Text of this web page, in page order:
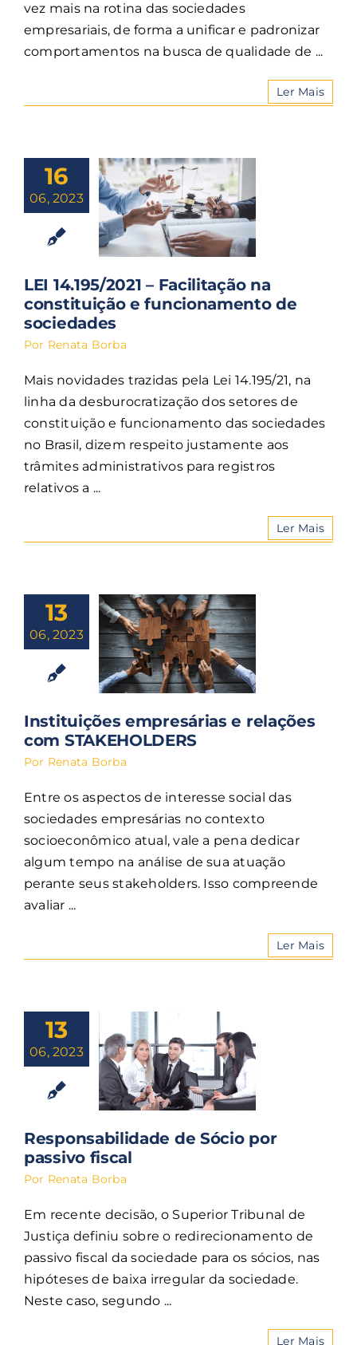
vez mais na rotina das sociedades
empresariais, de forma a unificar e padronizar
comportamentos na busca de qualidade de ...
Ler Mais
16
06, 2023
LEI 14.195/2021 – Facilitação na
constituição e funcionamento de
sociedades
Por Renata Borba
Mais novidades trazidas pela Lei 14.195/21, na
linha da desburocratização dos setores de
constituição e funcionamento das sociedades
no Brasil, dizem respeito justamente aos
trâmites administrativos para registros
relativos a ...
Ler Mais
13
06, 2023
Instituições empresárias e relações
com STAKEHOLDERS
Por Renata Borba
Entre os aspectos de interesse social das
sociedades empresárias no contexto
socioeconômico atual, vale a pena dedicar
algum tempo na análise de sua atuação
perante seus stakeholders. Isso compreende
avaliar ...
Ler Mais
13
06, 2023
Responsabilidade de Sócio por
passivo fiscal
Por Renata Borba
Em recente decisão, o Superior Tribunal de
Justiça definiu sobre o redirecionamento de
passivo fiscal da sociedade para os sócios, nas
hipóteses de baixa irregular da sociedade.
Neste caso, segundo ...
Ler Mais